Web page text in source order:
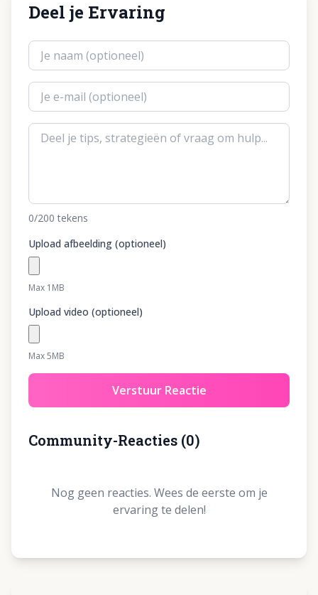
Deel je Ervaring
0/200 tekens
Upload afbeelding (optioneel)
Max 1MB
Upload video (optioneel)
Max 5MB
Verstuur Reactie
Community-Reacties (0)
Nog geen reacties. Wees de eerste om je
ervaring te delen!